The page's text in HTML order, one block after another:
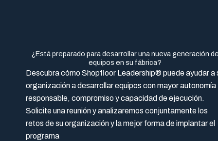
¿Está preparado para desarrollar una nueva generación
equipos en su fábrica?
Descubra cómo Shopfloor Leadership® puede ayudar a
organización a desarrollar equipos con mayor autonomía
responsable, compromiso y capacidad de ejecución.
Solicite una reunión y analizaremos conjuntamente los
retos de su organización y la mejor forma de implantar el
programa